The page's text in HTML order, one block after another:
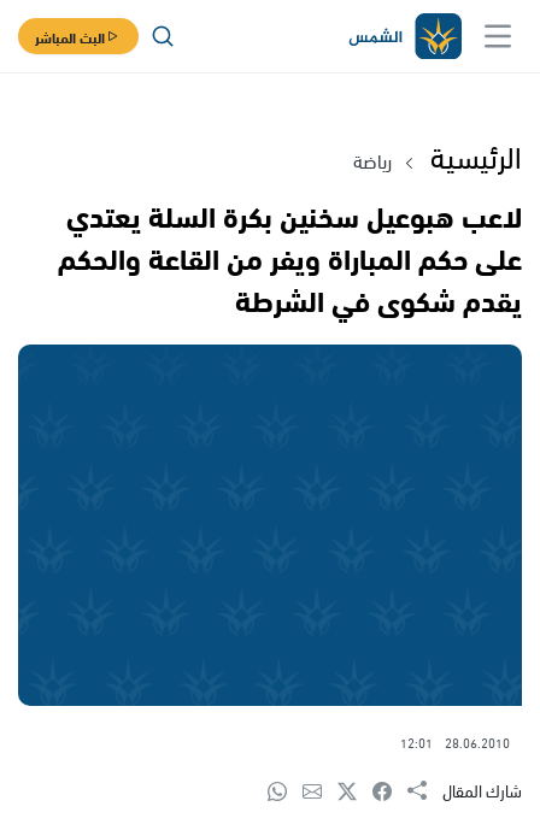
البث المباشر
الرئيسية رياضة
لاعب هبوعيل سخنين بكرة السلة يعتدي
على حكم المباراة ويفر من القاعة والحكم
يقدم شكوى في الشرطة
28.06.2010
12:01
شارك المقال